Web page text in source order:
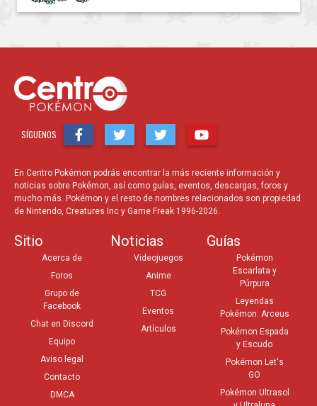
SÍGUENOS
En Centro Pokémon podrás encontrar la más reciente información y
noticias sobre Pokémon, así como guías, eventos, descargas, foros y
mucho más. Pokémon y el resto de nombres relacionados son propiedad
de Nintendo, Creatures Inc y Game Freak 1996-2026.
Sitio
Acerca de
Foros
Grupo de
Facebook
Chat en Discord
Equipo
Aviso legal
Contacto
DMCA
Noticias
Videojuegos
Anime
TCG
Eventos
Artículos
Guías
Pokémon
Escarlata y
Púrpura
Leyendas
Pokémon: Arceus
Pokémon Espada
y Escudo
Pokémon Let's
GO
Pokémon Ultrasol